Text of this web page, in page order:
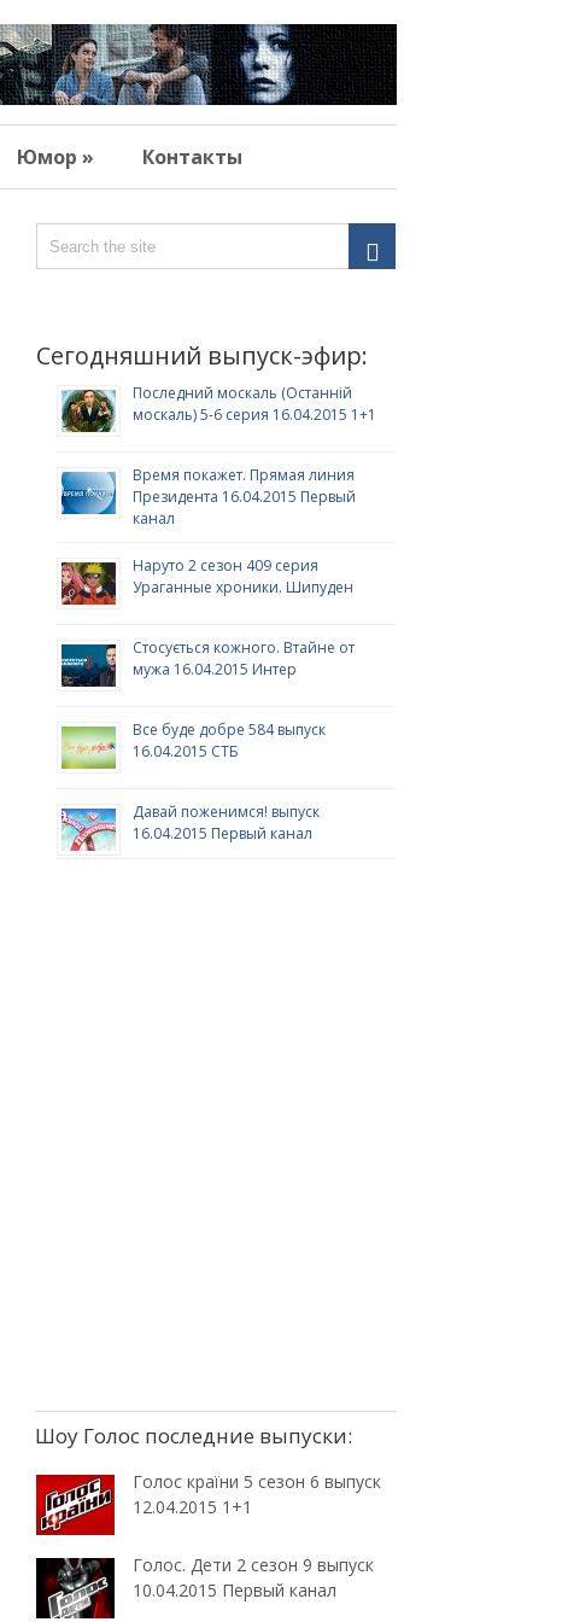
Юмор » Контакты
Сегодняшний выпуск-эфир:
Последний москаль (Останній
москаль) 5-6 серия 16.04.2015 1+1
Время покажет. Прямая линия
Президента 16.04.2015 Первый
канал
Наруто 2 сезон 409 серия
Ураганные хроники. Шипуден
Стосується кожного. Втайне от
мужа 16.04.2015 Интер
Все буде добре 584 выпуск
16.04.2015 СТБ
Давай поженимся! выпуск
16.04.2015 Первый канал
Шоу Голос последние выпуски:
Голос країни 5 сезон 6 выпуск
12.04.2015 1+1
Голос. Дети 2 сезон 9 выпуск
10.04.2015 Первый канал